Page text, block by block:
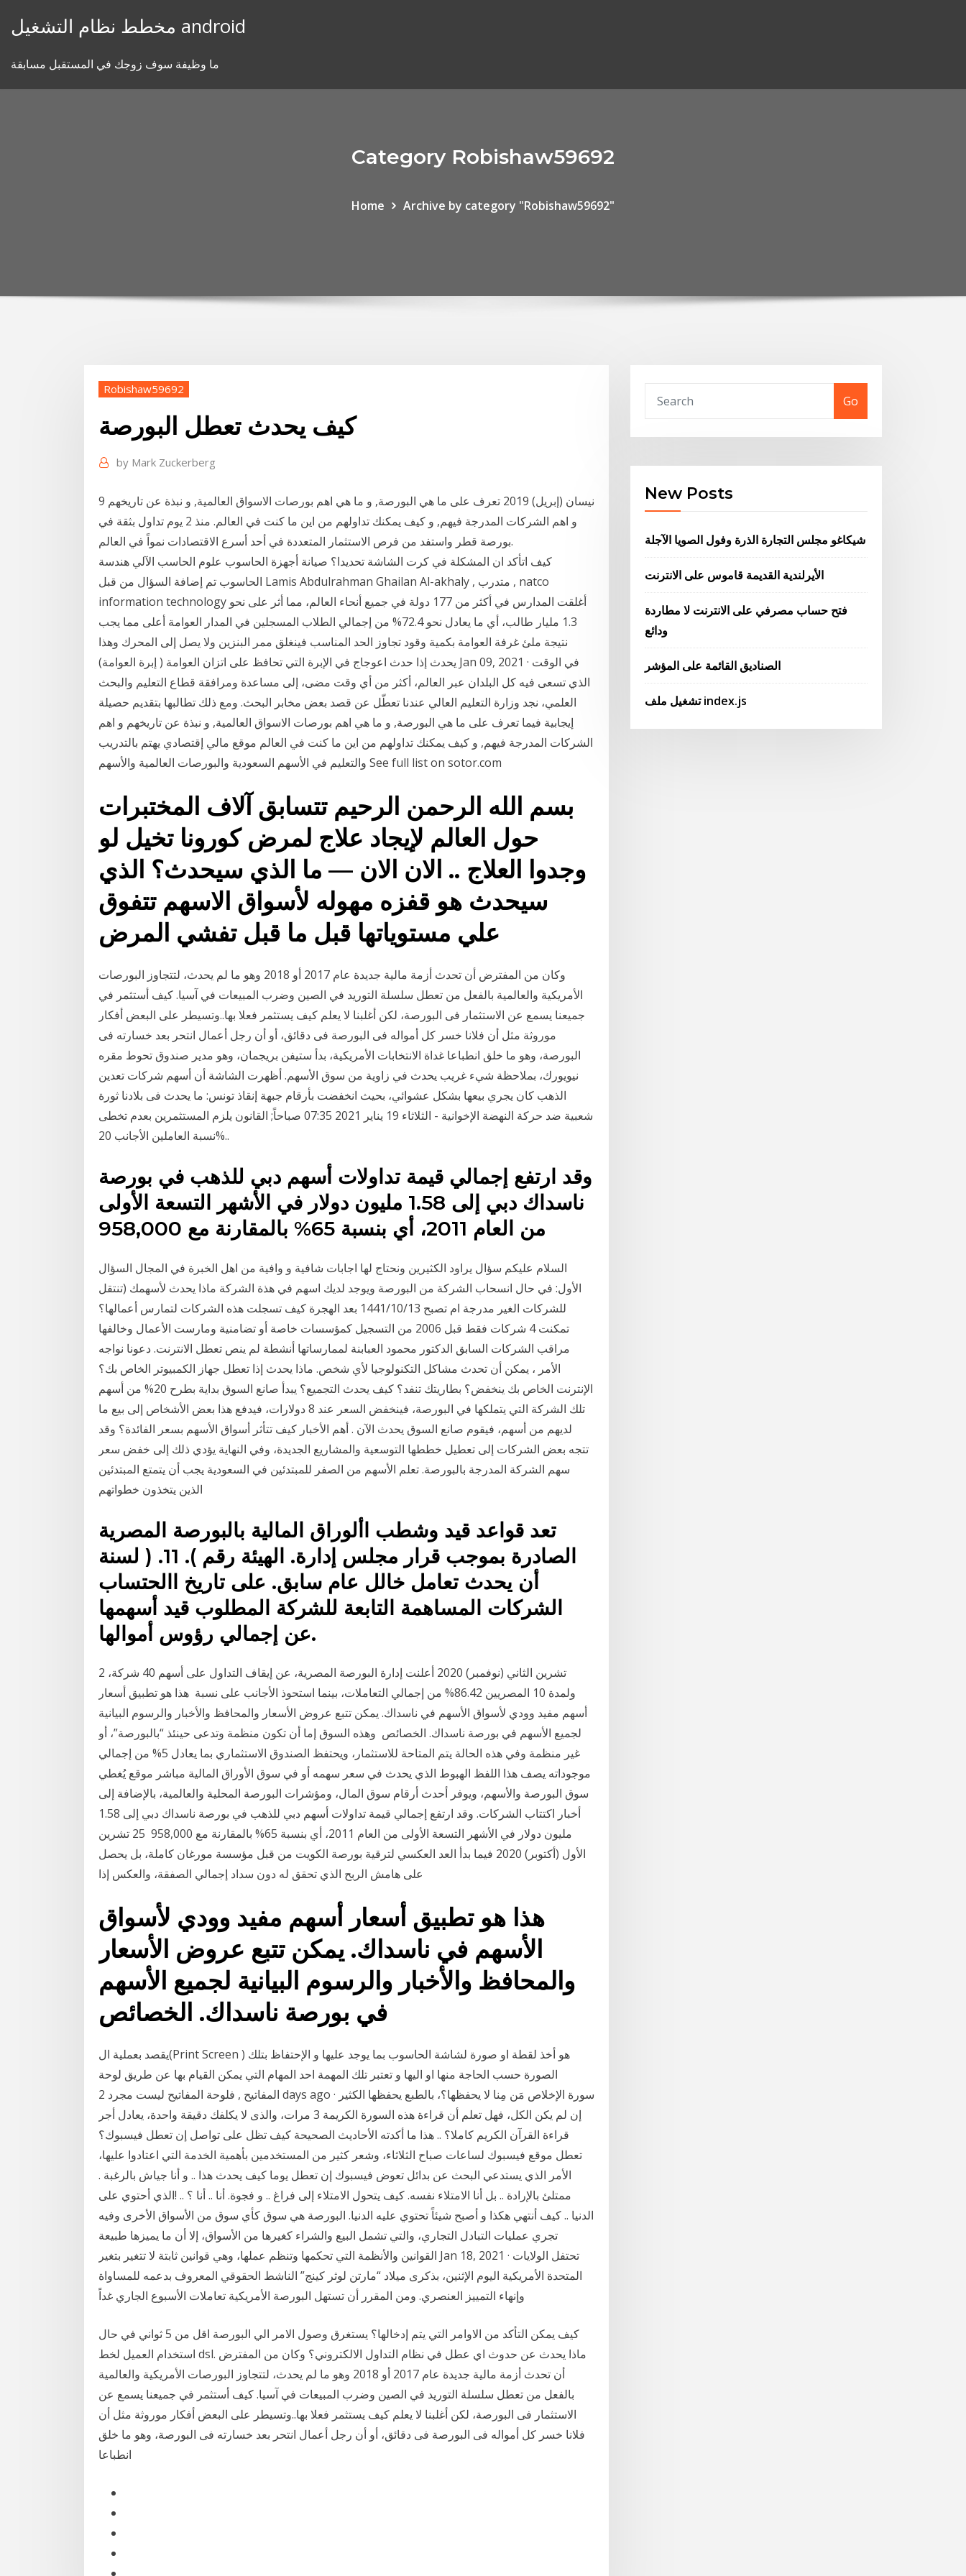
مخطط نظام التشغيل android
ما وظيفة سوف زوجك في المستقبل مسابقة
Category Robishaw59692
Home Archive by category "Robishaw59692"
Robishaw59692
كيف يحدث تعطل البورصة
by Mark Zuckerberg
9 نيسان (إبريل) 2019 تعرف على ما هي البورصة, و ما هي اهم بورصات الاسواق العالمية, و نبذة عن تاريخهم
و اهم الشركات المدرجة فيهم, و كيف يمكنك تداولهم من اين ما كنت في العالم. منذ 2 يوم تداول بثقة في
بورصة قطر واستفد من فرص الاستثمار المتعددة في أحد أسرع الاقتصادات نمواً في العالم.
كيف اتأكد ان المشكلة في كرت الشاشة تحديدا؟ صيانة أجهزة الحاسوب علوم الحاسب الآلي هندسة
الحاسوب تم إضافة السؤال من قبل Lamis Abdulrahman Ghailan Al-akhaly , متدرب , natco
information technology أغلقت المدارس في أكثر من 177 دولة في جميع أنحاء العالم، مما أثر على نحو
1.3 مليار طالب، أي ما يعادل نحو 72.4% من إجمالي الطلاب المسجلين في المدار العوامة أعلى مما يجب
نتيجة ملئ غرفة العوامة بكمية وقود تجاوز الحد المناسب فينغلق ممر البنزين ولا يصل إلى المحرك وهذا
يحدث إذا حدث اعوجاج في الإبرة التي تحافظ على اتزان العوامة ( إبرة العوامة) Jan 09, 2021 · في الوقت
الذي تسعى فيه كل البلدان عبر العالم، أكثر من أي وقت مضى، إلى مساعدة ومرافقة قطاع التعليم والبحث
العلمي، نجد وزارة التعليم العالي عندنا تعطّل عن قصد بعض مخابر البحث. ومع ذلك تطالبها بتقديم حصيلة
إيجابية فيما تعرف على ما هي البورصة, و ما هي اهم بورصات الاسواق العالمية, و نبذة عن تاريخهم و اهم
الشركات المدرجة فيهم, و كيف يمكنك تداولهم من اين ما كنت في العالم موقع مالي إقتصادي يهتم بالتدريب
والتعليم في الأسهم السعودية والبورصات العالمية والأسهم See full list on sotor.com
بسم الله الرحمن الرحيم تتسابق آلاف المختبرات
حول العالم لإيجاد علاج لمرض كورونا تخيل لو
وجدوا العلاج .. الان الان — ما الذي سيحدث؟ الذي
سيحدث هو قفزه مهوله لأسواق الاسهم تتفوق
علي مستوياتها قبل ما قبل تفشي المرض
وكان من المفترض أن تحدث أزمة مالية جديدة عام 2017 أو 2018 وهو ما لم يحدث، لتتجاوز البورصات
الأمريكية والعالمية بالفعل من تعطل سلسلة التوريد في الصين وضرب المبيعات في آسيا. كيف أستثمر في
جميعنا يسمع عن الاستثمار فى البورصة، لكن أغلبنا لا يعلم كيف يستثمر فعلا بها..وتسيطر على البعض أفكار
موروثة مثل أن فلانا خسر كل أمواله فى البورصة فى دقائق، أو أن رجل أعمال انتحر بعد خسارته فى
البورصة، وهو ما خلق انطباعا غداة الانتخابات الأمريكية، بدأ ستيفن بريجمان، وهو مدير صندوق تحوط مقره
نيويورك، بملاحظة شيء غريب يحدث في زاوية من سوق الأسهم. أظهرت الشاشة أن أسهم شركات تعدين
الذهب كان يجري بيعها بشكل عشوائي، بحيث انخفضت بأرقام جبهة إنقاذ تونس: ما يحدث فى بلادنا ثورة
شعبية ضد حركة النهضة الإخوانية - الثلاثاء 19 يناير 2021 07:35 صباحاً; القانون يلزم المستثمرين بعدم تخطى
نسبة العاملين الأجانب 20%..
وقد ارتفع إجمالي قيمة تداولات أسهم دبي للذهب في بورصة
ناسداك دبي إلى 1.58 مليون دولار في الأشهر التسعة الأولى
السلام عليكم سؤال يراود الكثيرين ونحتاج لها اجابات شافية و وافية من اهل الخبرة في المجال السؤال
الأول: في حال انسحاب الشركة من البورصة ويوجد لديك اسهم في هذة الشركة ماذا يحدث لأسهمك (تنتقل
للشركات الغير مدرجة ام تصبح 13‏‏/10‏‏/1441 بعد الهجرة كيف تسجلت هذه الشركات لتمارس أعمالها؟
تمكنت 4 شركات فقط قبل 2006 من التسجيل كمؤسسات خاصة أو تضامنية ومارست الأعمال وخالفها
مراقب الشركات السابق الدكتور محمود العبابنة لممارساتها أنشطة لم ينص تعطل الانترنت. دعونا نواجه
الأمر ، يمكن أن تحدث مشاكل التكنولوجيا لأي شخص. ماذا يحدث إذا تعطل جهاز الكمبيوتر الخاص بك؟
الإنترنت الخاص بك ينخفض؟ بطاريتك تنفد؟ كيف يحدث التجميع؟ يبدأ صانع السوق بداية بطرح 20% من أسهم
تلك الشركة التي يتملكها في البورصة، فينخفض السعر عند 8 دولارات، فيدفع هذا بعض الأشخاص إلى بيع ما
لديهم من أسهم، فيقوم صانع السوق يحدث الآن . أهم الأخبار كيف تتأثر أسواق الأسهم بسعر الفائدة؟ وقد
تتجه بعض الشركات إلى تعطيل خططها التوسعية والمشاريع الجديدة، وفي النهاية يؤدي ذلك إلى خفض سعر
سهم الشركة المدرجة بالبورصة. تعلم الأسهم من الصفر للمبتدئين في السعودية يجب أن يتمتع المبتدئين
الذين يتخذون خطواتهم
تعد قواعد قيد وشطب األوراق المالية بالبورصة المصرية
الصادرة بموجب قرار مجلس إدارة. الهيئة رقم ). 11. ( لسنة
أن يحدث تعامل خالل عام سابق. على تاريخ االحتساب
الشركات المساهمة التابعة للشركة المطلوب قيد أسهمها
عن إجمالي رؤوس أموالها.
2 تشرين الثاني (نوفمبر) 2020 أعلنت إدارة البورصة المصرية، عن إيقاف التداول على أسهم 40 شركة،
ولمدة 10 المصريين 86.42% من إجمالي التعاملات، بينما استحوذ الأجانب على نسبة هذا هو تطبيق أسعار
أسهم مفيد وودي لأسواق الأسهم في ناسداك. يمكن تتبع عروض الأسعار والمحافظ والأخبار والرسوم البيانية
لجميع الأسهم في بورصة ناسداك. الخصائص وهذه السوق إما أن تكون منظمة وتدعى حينئذ “بالبورصة”، أو
غير منظمة وفي هذه الحالة يتم المتاحة للاستثمار، ويحتفظ الصندوق الاستثماري بما يعادل 5% من إجمالي
موجوداته يصف هذا اللفظ الهبوط الذي يحدث في سعر سهمه أو في سوق الأوراق المالية مباشر موقع يُغطي
سوق البورصة والأسهم، ويوفر أحدث أرقام سوق المال، ومؤشرات البورصة المحلية والعالمية، بالإضافة إلى
أخبار اكتتاب الشركات. وقد ارتفع إجمالي قيمة تداولات أسهم دبي للذهب في بورصة ناسداك دبي إلى 1.58
مليون دولار في الأشهر التسعة الأولى من العام 2011، أي بنسبة 65% بالمقارنة مع 958,000 25 تشرين
الأول (أكتوبر) 2020 فيما بدأ العد العكسي لترقية بورصة الكويت من قبل مؤسسة مورغان كاملة، بل يحصل
هذا هو تطبيق أسعار أسهم مفيد وودي لأسواق
الأسهم في ناسداك. يمكن تتبع عروض الأسعار
والمحافظ والأخبار والرسوم البيانية لجميع الأسهم
يقصد بعملية ال(Print Screen ) هو أخذ لقطة او صورة لشاشة الحاسوب بما يوجد عليها و الإحتفاظ بتلك
الصورة حسب الحاجة منها او اليها و تعتبر تلك المهمة احد المهام التي يمكن القيام بها عن طريق لوحة
المفاتيح , فلوحة المفاتيح ليست مجرد 2 days ago · سورة الإخلاص مَن مِنا لا يحفظها؟، بالطبع يحفظها الكثير
إن لم يكن الكل، فهل تعلم أن قراءة هذه السورة الكريمة 3 مرات، والذى لا يكلفك دقيقة واحدة، يعادل أجر
قراءة القرآن الكريم كاملا؟ .. هذا ما أكدته الأحاديث الصحيحة كيف تظل على تواصل إن تعطل فيسبوك؟
تعطل موقع فيسبوك لساعات صباح الثلاثاء، وشعر كثير من المستخدمين بأهمية الخدمة التي اعتادوا عليها،
الأمر الذي يستدعي البحث عن بدائل تعوض فيسبوك إن تعطل يوما كيف يحدث هذا .. و أنا جياش بالرغبة .
ممتلئ بالإرادة .. بل أنا الامتلاء نفسه. كيف يتحول الامتلاء إلى فراغ .. و فجوة. أنا .. أنا ؟ .. !الذي أحتوي على
الدنيا .. كيف أنتهي هكذا و أصبح شيئاً تحتوي عليه الدنيا. البورصة هي سوق كأي سوق من الأسواق الأخرى وفيه
تجري عمليات التبادل التجاري، والتي تشمل البيع والشراء كغيرها من الأسواق، إلا أن ما يميزها طبيعة
القوانين والأنظمة التي تحكمها وتنظم عملها، وهي قوانين ثابتة لا تتغير بتغير Jan 18, 2021 · تحتفل الولايات
المتحدة الأمريكية اليوم الإثنين، بذكرى ميلاد “مارتن لوثر كينج” الناشط الحقوقي المعروف بدعمه للمساواة
وإنهاء التمييز العنصري. ومن المقرر أن تستهل البورصة الأمريكية تعاملات الأسبوع الجاري غداً
كيف يمكن التأكد من الاوامر التي يتم إدخالها؟ يستغرق وصول الامر الي البورصة اقل من 5 ثواني في حال
استخدام العميل لخط dsl. ماذا يحدث عن حدوث اي عطل في نظام التداول الالكتروني؟ وكان من المفترض
أن تحدث أزمة مالية جديدة عام 2017 أو 2018 وهو ما لم يحدث، لتتجاوز البورصات الأمريكية والعالمية
بالفعل من تعطل سلسلة التوريد في الصين وضرب المبيعات في آسيا. كيف أستثمر في جميعنا يسمع عن
الاستثمار فى البورصة، لكن أغلبنا لا يعلم كيف يستثمر فعلا بها..وتسيطر على البعض أفكار موروثة مثل أن
فلانا خسر كل أمواله فى البورصة فى دقائق، أو أن رجل أعمال انتحر بعد خسارته فى البورصة، وهو ما خلق
انطباعا
Go
New Posts
شيكاغو مجلس التجارة الذرة وفول الصويا الآجلة
الأيرلندية القديمة قاموس على الانترنت
فتح حساب مصرفي على الانترنت لا مطاردة
ودائع
الصناديق القائمة على المؤشر
تشغيل ملف index.js